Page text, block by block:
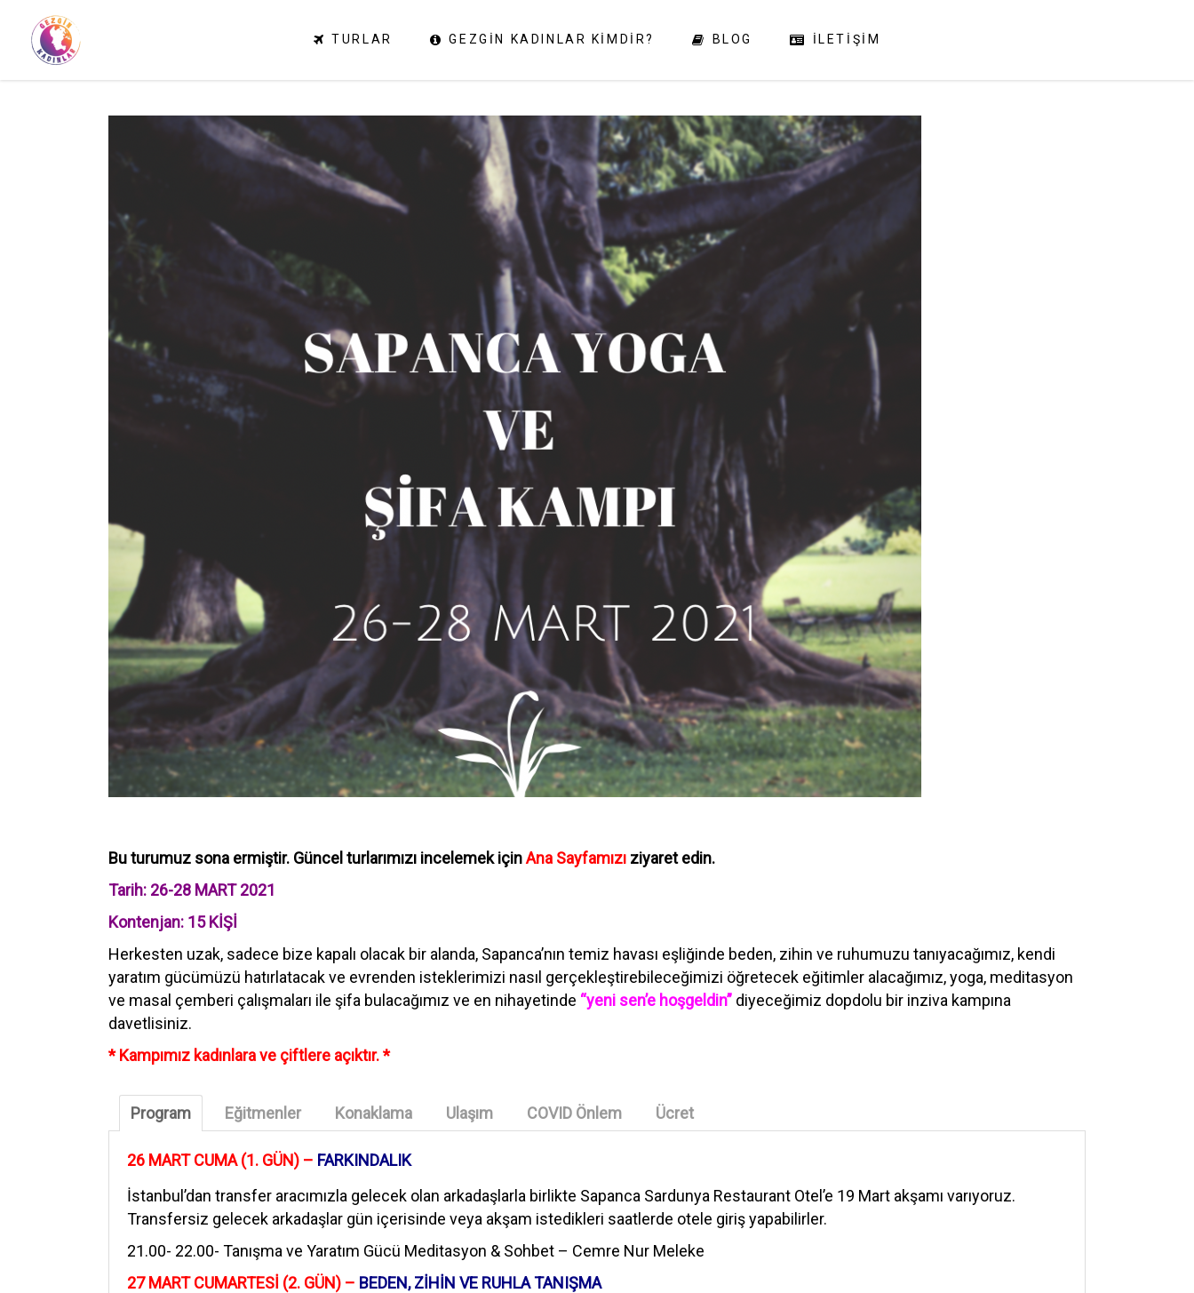
TURLAR GEZGIN KADINLAR KIMDIR? BLOG İLETIŞIM
Bu turumuz sona ermiştir. Güncel turlarımızı incelemek içinAna Sayfamızı ziyaret edin.
Tarih: 26-28 MART 2021
Kontenjan: 15 KİŞİ
Herkesten uzak, sadece bize kapalı olacak bir alanda, Sapanca’nın temiz havası eşliğinde beden, zihin ve ruhumuzu tanıyacağımız, kendi
yaratım gücümüzü hatırlatacak ve evrenden isteklerimizi nasıl gerçekleştirebileceğimizi öğretecek eğitimler alacağımız, yoga, meditasyon
ve masal çemberi çalışmaları ile şifa bulacağımız ve en nihayetinde “yeni sen’e hoşgeldin” diyeceğimiz dopdolu bir inziva kampına
davetlisiniz.
* Kampımız kadınlara ve çiftlere açıktır. *
Program Eğitmenler Konaklama Ulaşım COVID Önlem Ücret
26 MART CUMA (1. GÜN) – FARKINDALIK
İstanbul’dan transfer aracımızla gelecek olan arkadaşlarla birlikte Sapanca Sardunya Restaurant Otel’e ‪19 Mart akşamı varıyoruz.
Transfersiz gelecek arkadaşlar gün içerisinde veya akşam istedikleri saatlerde otele giriş yapabilirler.
21.00- 22.00- Tanışma ve Yaratım Gücü Meditasyon & Sohbet – Cemre Nur Meleke
27 MART CUMARTESİ (2. GÜN) – BEDEN, ZİHİN VE RUHLA TANIŞMA